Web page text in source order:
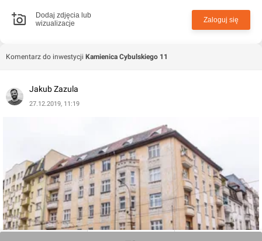
Dodaj zdjęcia lub
wizualizacje
Zaloguj się
Komentarz do inwestycji Kamienica Cybulskiego 11
Jakub Zazula
27.12.2019, 11:19